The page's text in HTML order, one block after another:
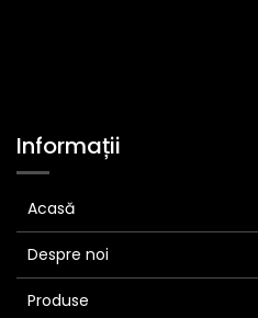
Informații
Acasă
Despre noi
Produse